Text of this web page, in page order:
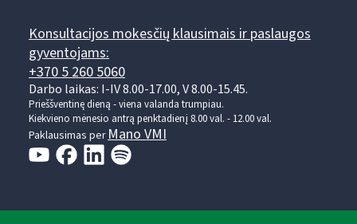
Konsultacijos mokesčių klausimais ir paslaugos
gyventojams:
+370 5 260 5060
Darbo laikas: I-IV 8.00-17.00, V 8.00-15.45.
Prieššventinę dieną - viena valanda trumpiau.
Kiekvieno mėnesio antrą penktadienį 8.00 val. - 12.00 val.
Paklausimas per Mano VMI